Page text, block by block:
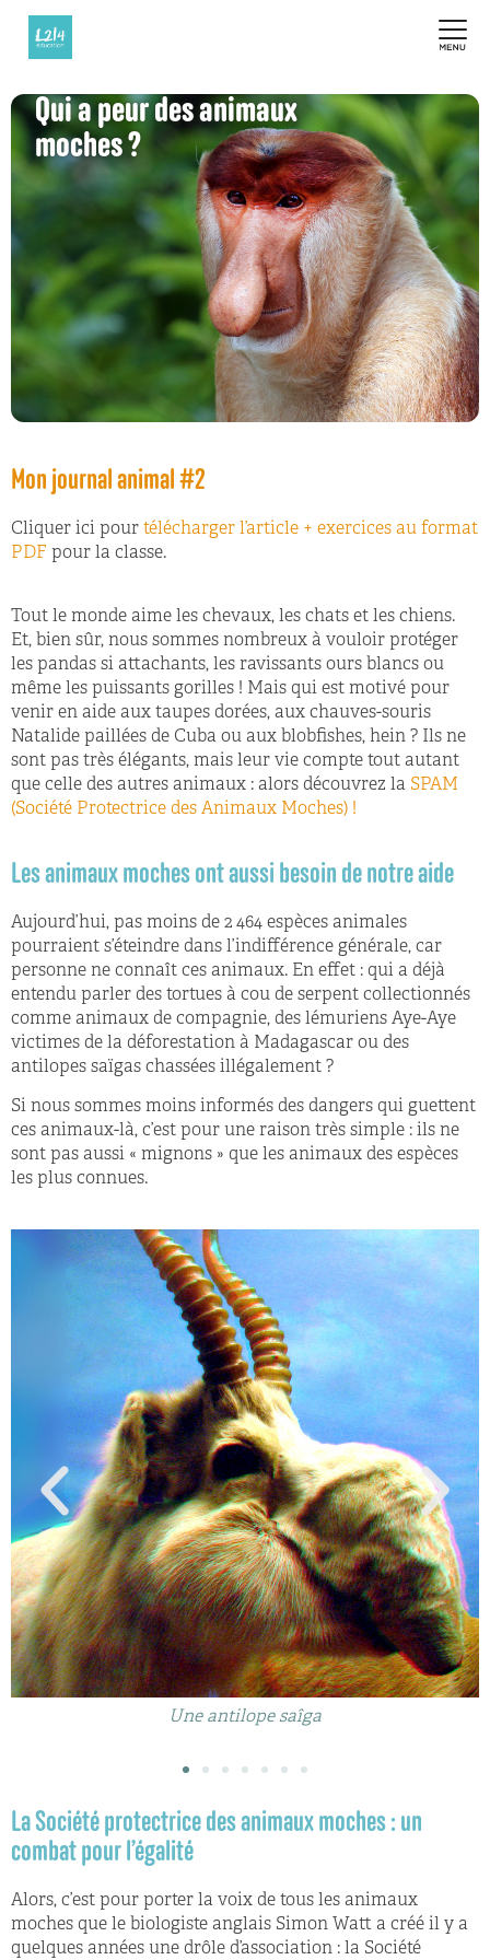
Qui a peur des animaux
moches ?
Mon journal animal #2
Cliquer ici pour télécharger l’article + exercices au format
PDF pour la classe.
Tout le monde aime les chevaux, les chats et les chiens.
Et, bien sûr, nous sommes nombreux à vouloir protéger
les pandas si attachants, les ravissants ours blancs ou
même les puissants gorilles ! Mais qui est motivé pour
venir en aide aux taupes dorées, aux chauves-souris
Natalide paillées de Cuba ou aux blobfishes, hein ? Ils ne
sont pas très élégants, mais leur vie compte tout autant
que celle des autres animaux : alors découvrez la SPAM
(Société Protectrice des Animaux Moches) !
Les animaux moches ont aussi besoin de notre aide
Aujourd’hui, pas moins de 2 464 espèces animales
pourraient s’éteindre dans l’indifférence générale, car
personne ne connaît ces animaux. En effet : qui a déjà
entendu parler des tortues à cou de serpent collectionnés
comme animaux de compagnie, des lémuriens Aye-Aye
victimes de la déforestation à Madagascar ou des
antilopes saïgas chassées illégalement ?
Si nous sommes moins informés des dangers qui guettent
ces animaux-là, c’est pour une raison très simple : ils ne
sont pas aussi « mignons » que les animaux des espèces
les plus connues.
Une antilope saîga
La Société protectrice des animaux moches : un
combat pour l’égalité
Alors, c’est pour porter la voix de tous les animaux
moches que le biologiste anglais Simon Watt a créé il y a
quelques années une drôle d’association : la Société